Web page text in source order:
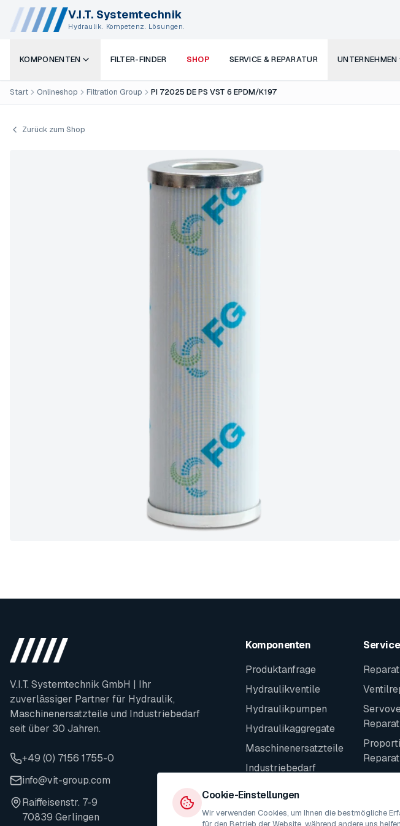
V.I.T. Systemtechnik
Hydraulik. Kompetenz. Lösungen.
KOMPONENTEN FILTER-FINDER SHOP SERVICE & REPARATUR UNTERNEHMEN
Start Onlineshop Filtration Group PI 72025 DE PS VST 6 EPDM/K197
Zurück zum Shop
V.I.T. Systemtechnik GmbH | Ihr
zuverlässiger Partner für Hydraulik,
Maschinenersatzteile und Industriebedarf
seit über 30 Jahren.
+49 (0) 7156 1755-0
info@vit-group.com
Raiffeisenstr. 7-9
70839 Gerlingen
Komponenten
Produktanfrage
Hydraulikventile
Hydraulikpumpen
Hydraulikaggregate
Maschinenersatzteile
Industriebedarf
Service
Cookie-Einstellungen
Wir verwenden Cookies, um Ihnen die bestmögliche
für den Betrieb der Website, während andere uns